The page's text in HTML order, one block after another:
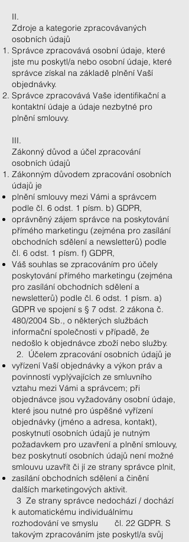
II.
Zdroje a kategorie zpracovávaných
osobních údajů
Správce zpracovává osobní údaje, které
jste mu poskytl/a nebo osobní údaje, které
správce získal na základě plnění Vaší
objednávky.
Správce zpracovává Vaše identifikační a
kontaktní údaje a údaje nezbytné pro
plnění smlouvy.
III.
Zákonný důvod a účel zpracování
osobních údajů
Zákonným důvodem zpracování osobních
údajů je
plnění smlouvy mezi Vámi a správcem
podle čl. 6 odst. 1 písm. b) GDPR,
oprávněný zájem správce na poskytování
přímého marketingu (zejména pro zasílání
obchodních sdělení a newsletterů) podle
čl. 6 odst. 1 písm. f) GDPR,
Váš souhlas se zpracováním pro účely
poskytování přímého marketingu (zejména
pro zasílání obchodních sdělení a
newsletterů) podle čl. 6 odst. 1 písm. a)
GDPR ve spojení s § 7 odst. 2 zákona č.
480/2004 Sb., o některých službách
informační společnosti v případě, že
nedošlo k objednávce zboží nebo služby.
2. Účelem zpracování osobních údajů je
vyřízení Vaší objednávky a výkon práv a
povinností vyplývajících ze smluvního
vztahu mezi Vámi a správcem; při
objednávce jsou vyžadovány osobní údaje,
které jsou nutné pro úspěšné vyřízení
objednávky (jméno a adresa, kontakt),
poskytnutí osobních údajů je nutným
požadavkem pro uzavření a plnění smlouvy,
bez poskytnutí osobních údajů není možné
smlouvu uzavřít či jí ze strany správce plnit,
zasílání obchodních sdělení a činění
dalších marketingových aktivit.
3 Ze strany správce nedochází / dochází
k automatickému individuálnímu
rozhodování ve smyslu čl. 22 GDPR. S
takovým zpracováním jste poskytl/a svůj